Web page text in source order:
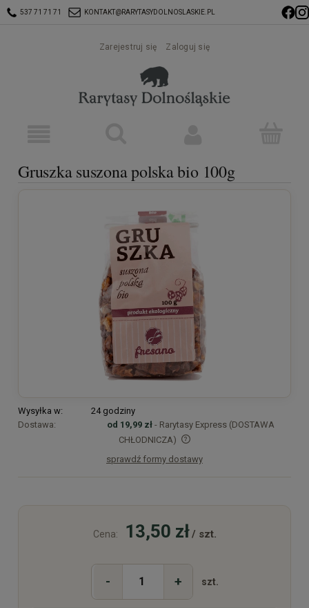
537 71 71 71 KONTAKT@RARYTASYDOLNOSLASKIE.PL
Zarejestruj się Zaloguj się
Gruszka suszona polska bio 100g
Wysyłka w:
24 godziny
Dostawa:
od 19,99 zł - Rarytasy Express (DOSTAWA
CHŁODNICZA)
Cena nie zawiera ewentualnych kosztów płatności
sprawdź formy dostawy
Cena: 13,50 zł/ szt.
- + szt.